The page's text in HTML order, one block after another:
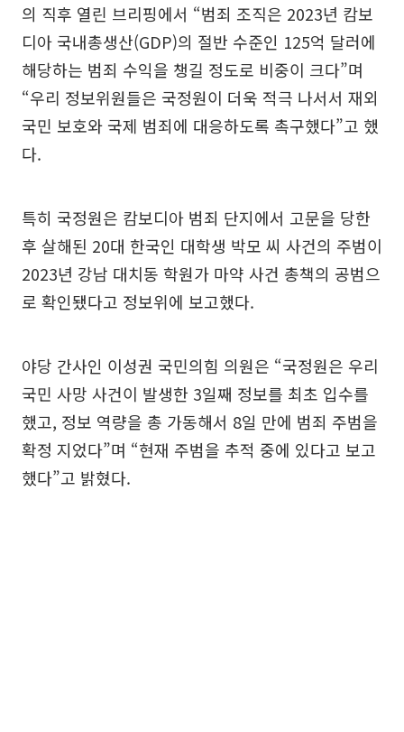
의 직후 열린 브리핑에서 “범죄 조직은 2023년 캄보
디아 국내총생산(GDP)의 절반 수준인 125억 달러에
해당하는 범죄 수익을 챙길 정도로 비중이 크다”며
“우리 정보위원들은 국정원이 더욱 적극 나서서 재외
국민 보호와 국제 범죄에 대응하도록 촉구했다”고 했
다.
특히 국정원은 캄보디아 범죄 단지에서 고문을 당한
후 살해된 20대 한국인 대학생 박모 씨 사건의 주범이
2023년 강남 대치동 학원가 마약 사건 총책의 공범으
로 확인됐다고 정보위에 보고했다.
야당 간사인 이성권 국민의힘 의원은 “국정원은 우리
국민 사망 사건이 발생한 3일째 정보를 최초 입수를
했고, 정보 역량을 총 가동해서 8일 만에 범죄 주범을
확정 지었다”며 “현재 주범을 추적 중에 있다고 보고
했다”고 밝혔다.